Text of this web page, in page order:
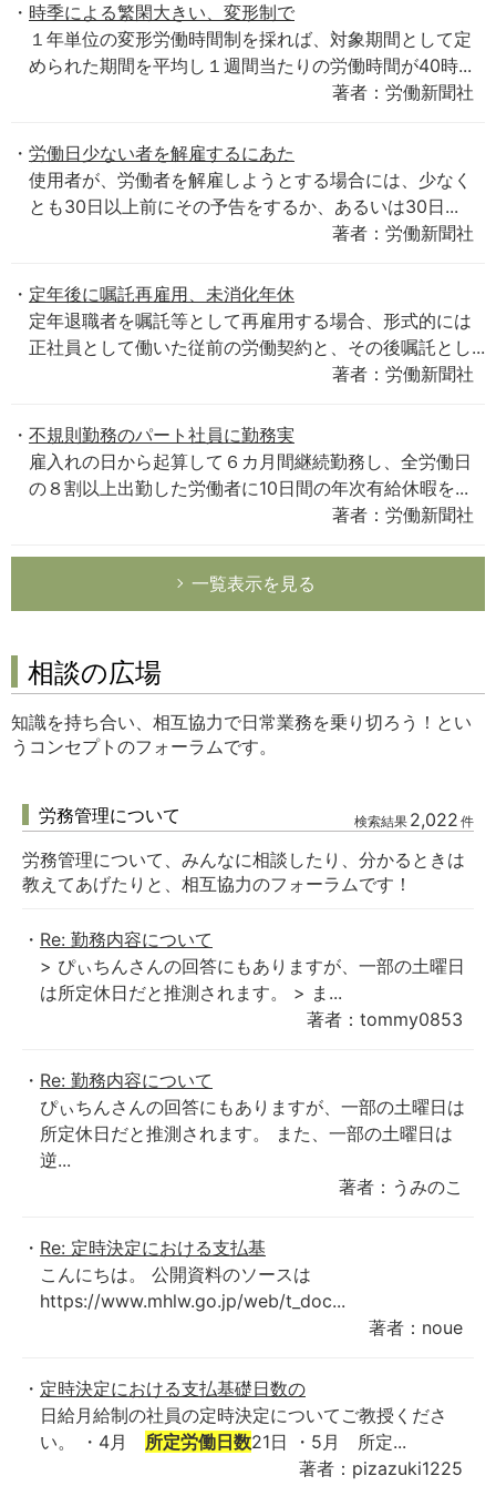
時季による繁閑大きい、変形制で
１年単位の変形労働時間制を採れば、対象期間として定
められた期間を平均し１週間当たりの労働時間が40時...
著者：労働新聞社
労働日少ない者を解雇するにあた
使用者が、労働者を解雇しようとする場合には、少なく
とも30日以上前にその予告をするか、あるいは30日...
著者：労働新聞社
定年後に嘱託再雇用、未消化年休
定年退職者を嘱託等として再雇用する場合、形式的には
正社員として働いた従前の労働契約と、その後嘱託とし...
著者：労働新聞社
不規則勤務のパート社員に勤務実
雇入れの日から起算して６カ月間継続勤務し、全労働日
の８割以上出勤した労働者に10日間の年次有給休暇を...
著者：労働新聞社
一覧表示を見る
相談の広場
知識を持ち合い、相互協力で日常業務を乗り切ろう！とい
うコンセプトのフォーラムです。
労務管理について 検索結果 2,022 件
労務管理について、みんなに相談したり、分かるときは
教えてあげたりと、相互協力のフォーラムです！
Re: 勤務内容について
> ぴぃちんさんの回答にもありますが、一部の土曜日
は所定休日だと推測されます。 > ま...
著者：tommy0853
Re: 勤務内容について
ぴぃちんさんの回答にもありますが、一部の土曜日は
所定休日だと推測されます。 また、一部の土曜日は
逆...
著者：うみのこ
Re: 定時決定における支払基
こんにちは。 公開資料のソースは
https://www.mhlw.go.jp/web/t_doc...
著者：noue
定時決定における支払基礎日数の
日給月給制の社員の定時決定についてご教授くださ
い。 ・4月 所定労働日数21日 ・5月 所定...
著者：pizazuki1225